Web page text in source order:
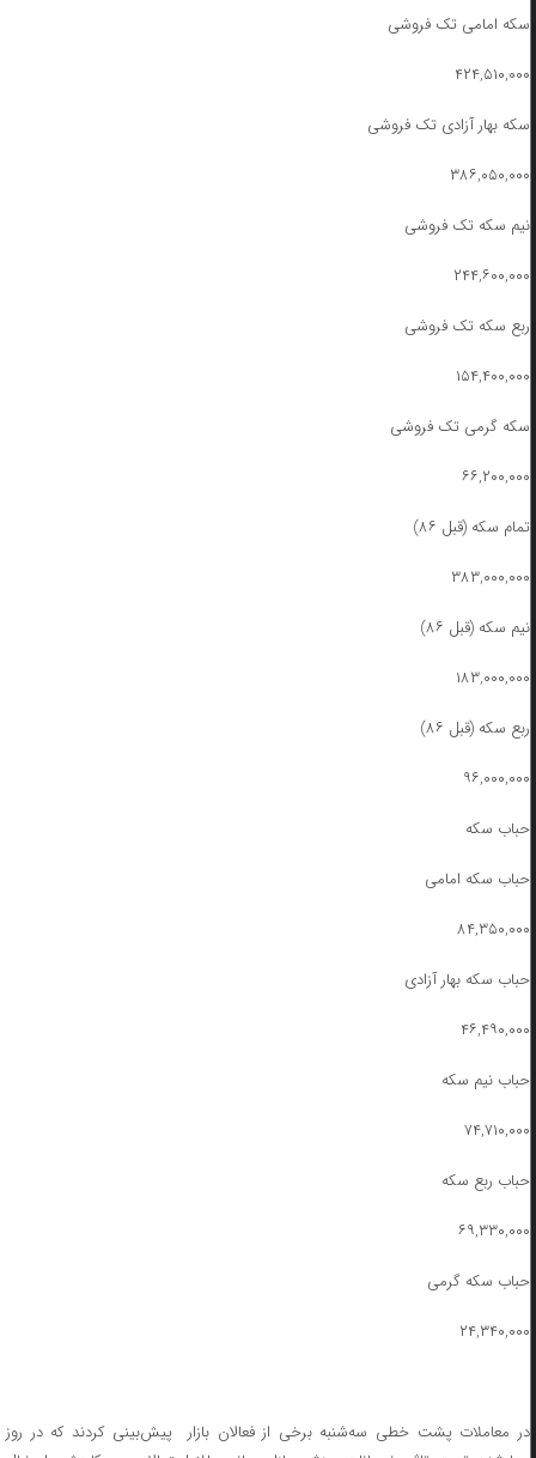
سکه امامی تک فروشی
۴۲۴,۵۱۰,۰۰۰
سکه بهار آزادی تک فروشی
۳۸۶,۰۵۰,۰۰۰
نیم سکه تک فروشی
۲۴۴,۶۰۰,۰۰۰
ربع سکه تک فروشی
۱۵۴,۴۰۰,۰۰۰
سکه گرمی تک فروشی
۶۶,۲۰۰,۰۰۰
تمام سکه (قبل ۸۶)
۳۸۳,۰۰۰,۰۰۰
نیم سکه (قبل ۸۶)
۱۸۳,۰۰۰,۰۰۰
ربع سکه (قبل ۸۶)
۹۶,۰۰۰,۰۰۰
حباب سکه
حباب سکه امامی
۸۴,۳۵۰,۰۰۰
حباب سکه بهار آزادی
۴۶,۴۹۰,۰۰۰
حباب نیم سکه
۷۴,۷۱۰,۰۰۰
حباب ربع سکه
۶۹,۳۳۰,۰۰۰
حباب سکه گرمی
۲۴,۳۴۰,۰۰۰
در معاملات پشت خطی سه‌شنبه برخی از فعالان بازار پیش‌بینی کردند که در روز